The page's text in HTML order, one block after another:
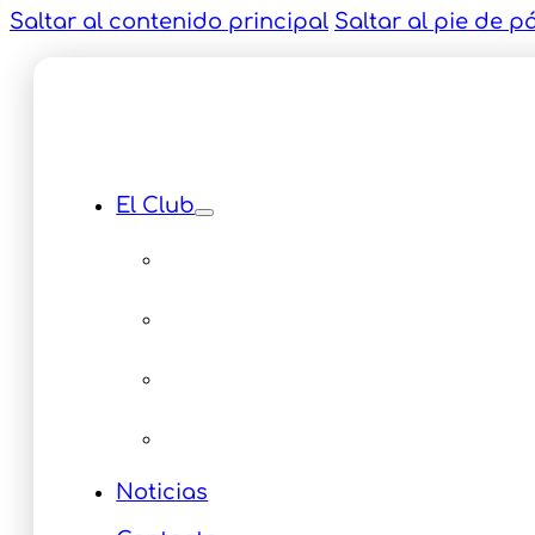
Saltar al contenido principal Saltar al pie de
El Club
Noticias